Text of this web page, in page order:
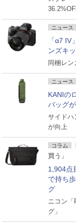
ニュース
「α7 IV
ンズキ
同梱レ
ニュース
KANIの
バッグ
サイドハ
が向上
コラム
買う」
1,904点
で持ち
グ
ニコン「
グ」